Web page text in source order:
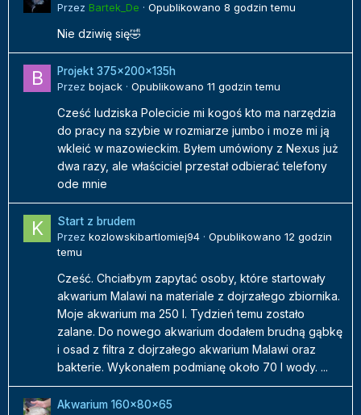
Przez Bartek_De · Opublikowano 8 godzin temu
Nie dziwię się🤣
Projekt 375x200x135h
Przez bojack · Opublikowano 11 godzin temu
Cześć ludziska Polecicie mi kogoś kto ma narzędzia
do pracy na szybie w rozmiarze jumbo i moze mi ją
wkleić w mazowieckim. Byłem umówiony z Nexus już
dwa razy, ale właściciel przestał odbierać telefony
ode mnie
Start z brudem
Przez kozlowskibartlomiej94 · Opublikowano 12 godzin
temu
Cześć. Chciałbym zapytać osoby, które startowały
akwarium Malawi na materiale z dojrzałego zbiornika.
Moje akwarium ma 250 l. Tydzień temu zostało
zalane. Do nowego akwarium dodałem brudną gąbkę
i osad z filtra z dojrzałego akwarium Malawi oraz
bakterie. Wykonałem podmianę około 70 l wody. ...
Akwarium 160x80x65